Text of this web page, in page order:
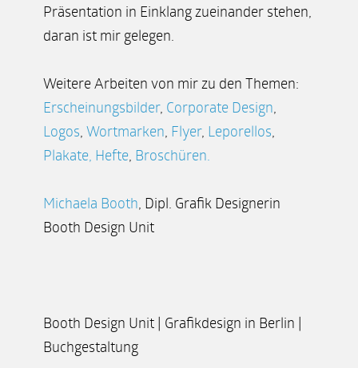
Präsentation in Einklang zueinander stehen,
daran ist mir gelegen.
Weitere Arbeiten von mir zu den Themen:
Erscheinungsbilder, Corporate Design,
Logos, Wortmarken, Flyer, Leporellos,
Plakate, Hefte, Broschüren.
Michaela Booth, Dipl. Grafik Designerin
Booth Design Unit
Booth Design Unit | Grafikdesign in Berlin |
Buchgestaltung